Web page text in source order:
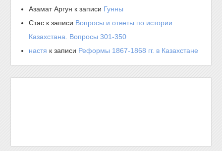
Азамат Аргун к записи Гунны
Стас к записи Вопросы и ответы по истории
Казахстана. Вопросы 301-350
настя к записи Реформы 1867-1868 гг. в Казахстане